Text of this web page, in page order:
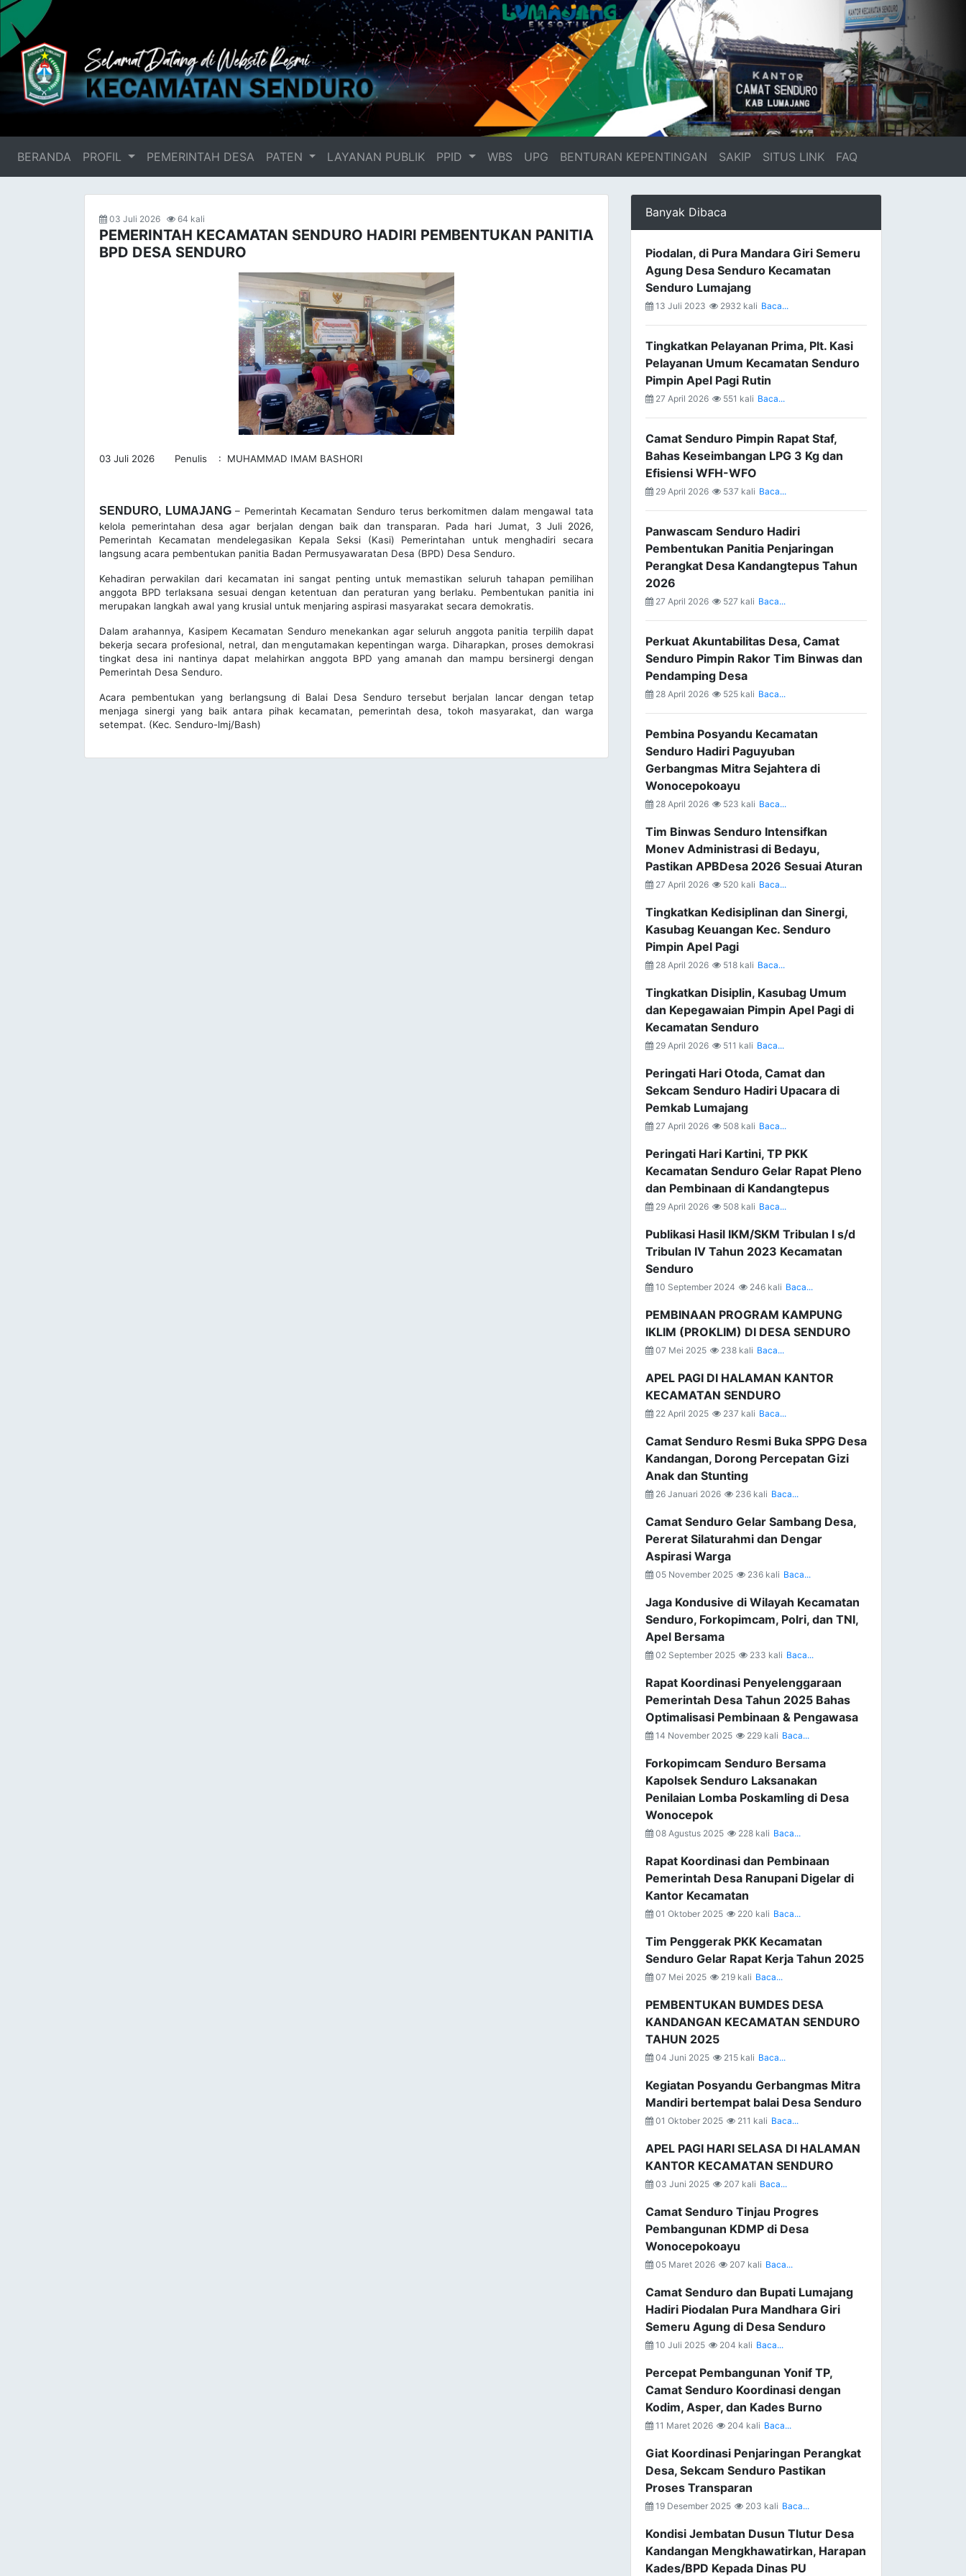
BERANDA (current)
PROFIL PEMERINTAH DESA PATEN LAYANAN PUBLIK PPID WBS UPG BENTURAN KEPENTINGAN SAKIP SITUS LINK FAQ
03 Juli 2026 64 kali
PEMERINTAH KECAMATAN SENDURO HADIRI PEMBENTUKAN PANITIA
BPD DESA SENDURO
03 Juli 2026 Penulis : MUHAMMAD IMAM BASHORI
SENDURO, LUMAJANG– Pemerintah Kecamatan Senduro terus berkomitmen dalam mengawal tata
kelola pemerintahan desa agar berjalan dengan baik dan transparan. Pada hari Jumat, 3 Juli 2026,
Pemerintah Kecamatan mendelegasikan Kepala Seksi (Kasi) Pemerintahan untuk menghadiri secara
langsung acara pembentukan panitia Badan Permusyawaratan Desa (BPD) Desa Senduro.
Kehadiran perwakilan dari kecamatan ini sangat penting untuk memastikan seluruh tahapan pemilihan
anggota BPD terlaksana sesuai dengan ketentuan dan peraturan yang berlaku. Pembentukan panitia ini
merupakan langkah awal yang krusial untuk menjaring aspirasi masyarakat secara demokratis.
Dalam arahannya, Kasipem Kecamatan Senduro menekankan agar seluruh anggota panitia terpilih dapat
bekerja secara profesional, netral, dan mengutamakan kepentingan warga. Diharapkan, proses demokrasi
tingkat desa ini nantinya dapat melahirkan anggota BPD yang amanah dan mampu bersinergi dengan
Pemerintah Desa Senduro.
Acara pembentukan yang berlangsung di Balai Desa Senduro tersebut berjalan lancar dengan tetap
menjaga sinergi yang baik antara pihak kecamatan, pemerintah desa, tokoh masyarakat, dan warga
setempat. (Kec. Senduro-lmj/Bash)
Banyak Dibaca
Piodalan, di Pura Mandara Giri Semeru
Agung Desa Senduro Kecamatan
Senduro Lumajang
13 Juli 2023 2932 kali Baca...
Tingkatkan Pelayanan Prima, Plt. Kasi
Pelayanan Umum Kecamatan Senduro
Pimpin Apel Pagi Rutin
27 April 2026 551 kali Baca...
Camat Senduro Pimpin Rapat Staf,
Bahas Keseimbangan LPG 3 Kg dan
Efisiensi WFH-WFO
29 April 2026 537 kali Baca...
Panwascam Senduro Hadiri
Pembentukan Panitia Penjaringan
Perangkat Desa Kandangtepus Tahun
2026
27 April 2026 527 kali Baca...
Perkuat Akuntabilitas Desa, Camat
Senduro Pimpin Rakor Tim Binwas dan
Pendamping Desa
28 April 2026 525 kali Baca...
Pembina Posyandu Kecamatan
Senduro Hadiri Paguyuban
Gerbangmas Mitra Sejahtera di
Wonocepokoayu
28 April 2026 523 kali Baca...
Tim Binwas Senduro Intensifkan
Monev Administrasi di Bedayu,
Pastikan APBDesa 2026 Sesuai Aturan
27 April 2026 520 kali Baca...
Tingkatkan Kedisiplinan dan Sinergi,
Kasubag Keuangan Kec. Senduro
Pimpin Apel Pagi
28 April 2026 518 kali Baca...
Tingkatkan Disiplin, Kasubag Umum
dan Kepegawaian Pimpin Apel Pagi di
Kecamatan Senduro
29 April 2026 511 kali Baca...
Peringati Hari Otoda, Camat dan
Sekcam Senduro Hadiri Upacara di
Pemkab Lumajang
27 April 2026 508 kali Baca...
Peringati Hari Kartini, TP PKK
Kecamatan Senduro Gelar Rapat Pleno
dan Pembinaan di Kandangtepus
29 April 2026 508 kali Baca...
Publikasi Hasil IKM/SKM Tribulan I s/d
Tribulan IV Tahun 2023 Kecamatan
Senduro
10 September 2024 246 kali Baca...
PEMBINAAN PROGRAM KAMPUNG
IKLIM (PROKLIM) DI DESA SENDURO
07 Mei 2025 238 kali Baca...
APEL PAGI DI HALAMAN KANTOR
KECAMATAN SENDURO
22 April 2025 237 kali Baca...
Camat Senduro Resmi Buka SPPG Desa
Kandangan, Dorong Percepatan Gizi
Anak dan Stunting
26 Januari 2026 236 kali Baca...
Camat Senduro Gelar Sambang Desa,
Pererat Silaturahmi dan Dengar
Aspirasi Warga
05 November 2025 236 kali Baca...
Jaga Kondusive di Wilayah Kecamatan
Senduro, Forkopimcam, Polri, dan TNI,
Apel Bersama
02 September 2025 233 kali Baca...
Rapat Koordinasi Penyelenggaraan
Pemerintah Desa Tahun 2025 Bahas
Optimalisasi Pembinaan & Pengawasa
14 November 2025 229 kali Baca...
Forkopimcam Senduro Bersama
Kapolsek Senduro Laksanakan
Penilaian Lomba Poskamling di Desa
Wonocepok
08 Agustus 2025 228 kali Baca...
Rapat Koordinasi dan Pembinaan
Pemerintah Desa Ranupani Digelar di
Kantor Kecamatan
01 Oktober 2025 220 kali Baca...
Tim Penggerak PKK Kecamatan
Senduro Gelar Rapat Kerja Tahun 2025
07 Mei 2025 219 kali Baca...
PEMBENTUKAN BUMDES DESA
KANDANGAN KECAMATAN SENDURO
TAHUN 2025
04 Juni 2025 215 kali Baca...
Kegiatan Posyandu Gerbangmas Mitra
Mandiri bertempat balai Desa Senduro
01 Oktober 2025 211 kali Baca...
APEL PAGI HARI SELASA DI HALAMAN
KANTOR KECAMATAN SENDURO
03 Juni 2025 207 kali Baca...
Camat Senduro Tinjau Progres
Pembangunan KDMP di Desa
Wonocepokoayu
05 Maret 2026 207 kali Baca...
Camat Senduro dan Bupati Lumajang
Hadiri Piodalan Pura Mandhara Giri
Semeru Agung di Desa Senduro
10 Juli 2025 204 kali Baca...
Percepat Pembangunan Yonif TP,
Camat Senduro Koordinasi dengan
Kodim, Asper, dan Kades Burno
11 Maret 2026 204 kali Baca...
Giat Koordinasi Penjaringan Perangkat
Desa, Sekcam Senduro Pastikan
Proses Transparan
19 Desember 2025 203 kali Baca...
Kondisi Jembatan Dusun Tlutur Desa
Kandangan Mengkhawatirkan, Harapan
Kades/BPD Kepada Dinas PU